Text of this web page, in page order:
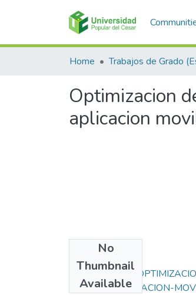
Home
Optimizacion
aplicacion
No
Thumbnail
Available
20241014-PG-
PUBLICO-APLICACION-